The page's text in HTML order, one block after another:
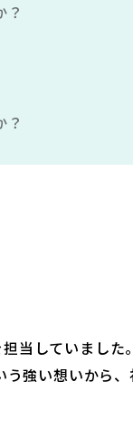
？
？
当していました。
強い想いから